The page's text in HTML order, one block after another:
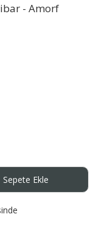
- Amorf
Sepete Ekle